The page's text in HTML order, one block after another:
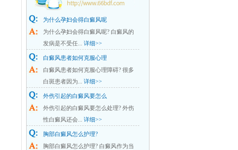
为什么孕妇会得白癜风呢
为什么孕妇会得白癜风呢? 白癜风的
发病是不受任... 详细>>
白癜风患者如何克服心理
白癜风患者如何克服心理障碍? 很多
白斑患者因为... 详细>>
外伤引起的白癜风要怎么
外伤引起的白癜风要怎么处理? 外伤
性白癜风还会... 详细>>
胸部白癜风怎么护理?
胸部白癜风怎么护理? 白癜风作为当